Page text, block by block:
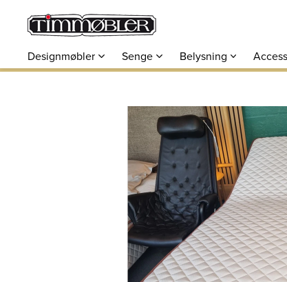
Designmøbler
Senge Belysning